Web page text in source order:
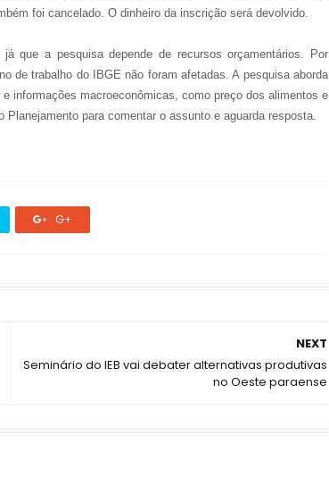
foi cancelado. O dinheiro da inscrição será devolvido.
que a pesquisa depende de recursos orçamentários. Por
de trabalho do IBGE não foram afetadas. A pesquisa aborda
informações macroeconômicas, como preço dos alimentos e
para comentar o assunto e aguarda resposta.
G+
NEXT
Seminário do IEB vai debater alternativas produtivas
no Oeste paraense